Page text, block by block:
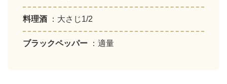
料理酒 ：大さじ1/2
ブラックペッパー ：適量